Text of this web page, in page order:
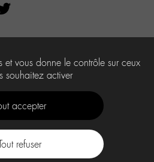
et vous donne le contrôle sur ceux
souhaitez activer
accepter
refuser